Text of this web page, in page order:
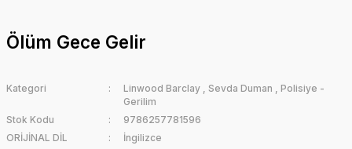
Ölüm Gece Gelir
Kategori Linwood Barclay , Sevda Duman , Polisiye -
Gerilim
Stok Kodu
9786257781596
ORİJİNAL DİL
İngilizce